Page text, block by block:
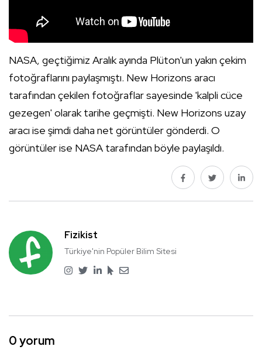
NASA, geçtiğimiz Aralık ayında Plüton'un yakın çekim
fotoğraflarını paylaşmıştı. New Horizons aracı
tarafından çekilen fotoğraflar sayesinde 'kalpli cüce
gezegen' olarak tarihe geçmişti. New Horizons uzay
aracı ise şimdi daha net görüntüler gönderdi. O
görüntüler ise NASA tarafından böyle paylaşıldı.
Fizikist
Türkiye'nin Popüler Bilim Sitesi
0 yorum